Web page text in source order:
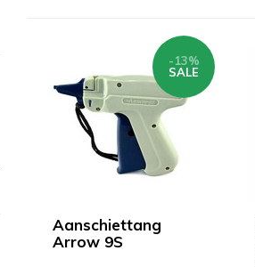
Aanschiettang
Arrow 9S
-13%
SALE